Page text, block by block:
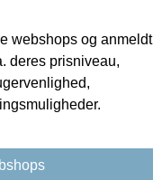
webshops og anmeldt
deres prisniveau,